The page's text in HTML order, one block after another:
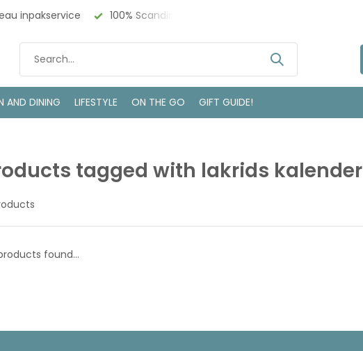
inpakservice 100% Scandinavisch Design
AND DINING LIFESTYLE ON THE GO GIFT GUIDE!
tagged with lakrids kalender
found...